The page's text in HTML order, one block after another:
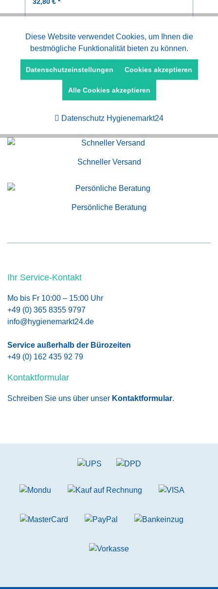
Kauf auf Rechnung
Schneller Versand
Persönliche Beratung
Ihr Service-Kontakt
Mo bis Fr 10:00 – 15:00 Uhr
+49 (0) 365 8355 9797
info@hygienemarkt24.de
Service außerhalb der Bürozeiten
+49 (0) 162 435 92 79
Kontaktformular
Schreiben Sie uns über unser Kontaktformular.
Funktionale Aktiv
Marketing Aktiv
Diese Website verwendet Cookies, um Ihnen die
bestmögliche Funktionalität bieten zu können.
Datenschutzeinstellungen Cookies akzeptieren
Alle Cookies akzeptieren
Datenschutz Hygienemarkt24